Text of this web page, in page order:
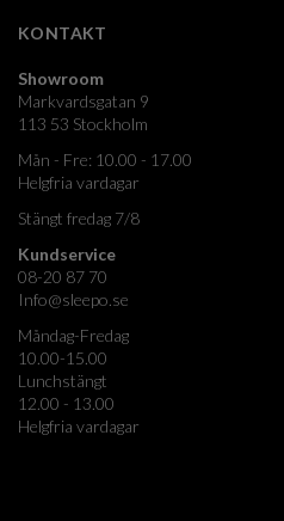
KONTAKT
Showroom
Markvardsgatan 9
113 53 Stockholm
Mån - Fre: 10.00 - 17.00
Helgfria vardagar
Stängt fredag 7/8
Kundservice
08-20 87 70
Info@sleepo.se
Måndag-Fredag
10.00-15.00
Lunchstängt
12.00 - 13.00
Helgfria vardagar